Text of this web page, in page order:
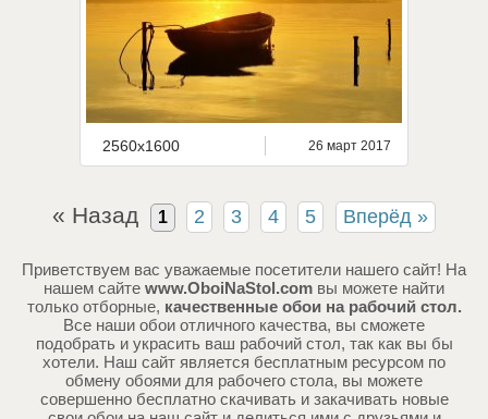
2560x1600 26 март 2017
« Назад 1 2 3 4 5 Вперёд »
Приветствуем вас уважаемые посетители нашего сайт! На
нашем сайте www.OboiNaStol.com вы можете найти
только отборные, качественные обои на рабочий стол.
Все наши обои отличного качества, вы сможете
подобрать и украсить ваш рабочий стол, так как вы бы
хотели. Наш сайт является бесплатным ресурсом по
обмену обоями для рабочего стола, вы можете
совершенно бесплатно скачивать и закачивать новые